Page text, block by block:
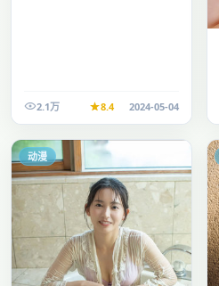
2.1万 8.4 2024-05-04
动漫